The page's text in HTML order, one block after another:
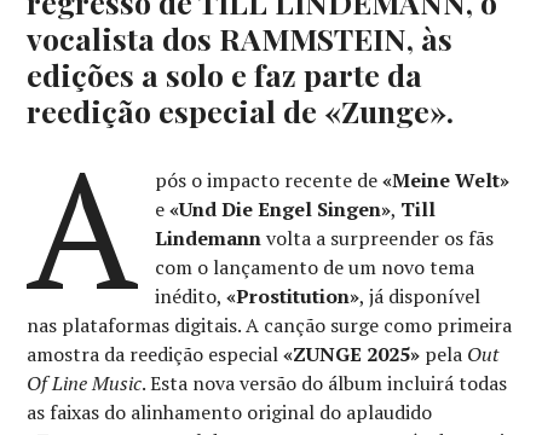
vocalista dos RAMMSTEIN, às
edições a solo e faz parte da
reedição especial de «Zunge».
A pós o impacto recente de«Meine Welt»
e«Und Die Engel Singen», Till
Lindemannvolta a surpreender os fãs
com o lançamento de um novo tema
inédito, «Prostitution», já disponível
nas plataformas digitais. A canção surge como primeira
amostra da reedição especial«ZUNGE 2025» pela Out
Of Line Music. Esta nova versão do álbum incluirá todas
as faixas do alinhamento original do aplaudido